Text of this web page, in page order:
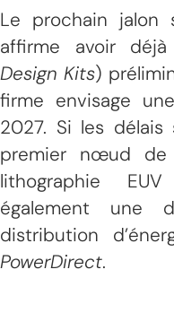
Le prochain jalon
affirme avoir
Design Kits)
firme envisage
2027. Si les délais
premier nœud de
lithographie
également une
distribution
PowerDirect.